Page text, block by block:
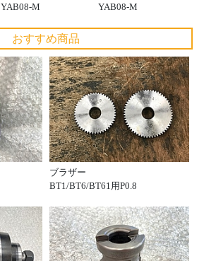
YAB08-M
YAB08-M
おすすめ商品
ブラザー
BT1/BT6/BT61用P0.8